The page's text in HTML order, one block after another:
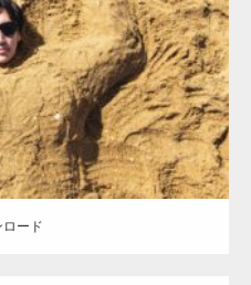
ジの人 AKIHITO(細マッチョ)
ロード